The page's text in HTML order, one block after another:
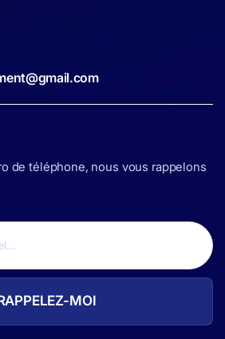
de téléphone, nous vous rappelons